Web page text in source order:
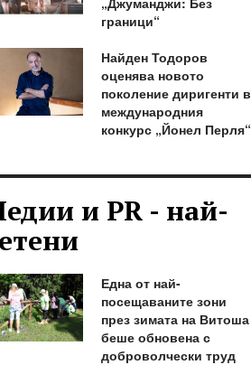
граници“
Найден Тодоров
оценява новото
поколение диригенти в
международния
конкурс „Йонел Перля“
и PR - най-
Една от най-
посещаваните зони
през зимата на Витоша
беше обновена с
доброволчески труд